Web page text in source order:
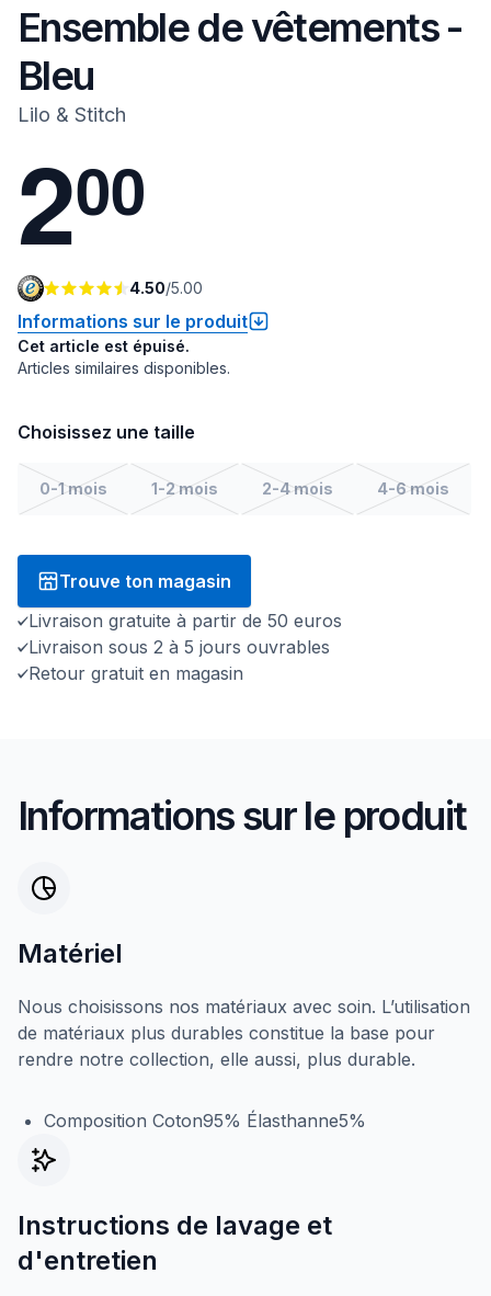
Ensemble de vêtements -
Bleu
Lilo & Stitch
200
4.50/5.00
Informations sur le produit
Cet article est épuisé.
Articles similaires disponibles.
Choisissez une taille
0-1 mois 1-2 mois 2-4 mois 4-6 mois
Trouve ton magasin
Livraison gratuite à partir de 50 euros
Livraison sous 2 à 5 jours ouvrables
Retour gratuit en magasin
Informations sur le produit
Matériel
Nous choisissons nos matériaux avec soin. L’utilisation
de matériaux plus durables constitue la base pour
rendre notre collection, elle aussi, plus durable.
Composition Coton95% Élasthanne5%
Instructions de lavage et
d'entretien